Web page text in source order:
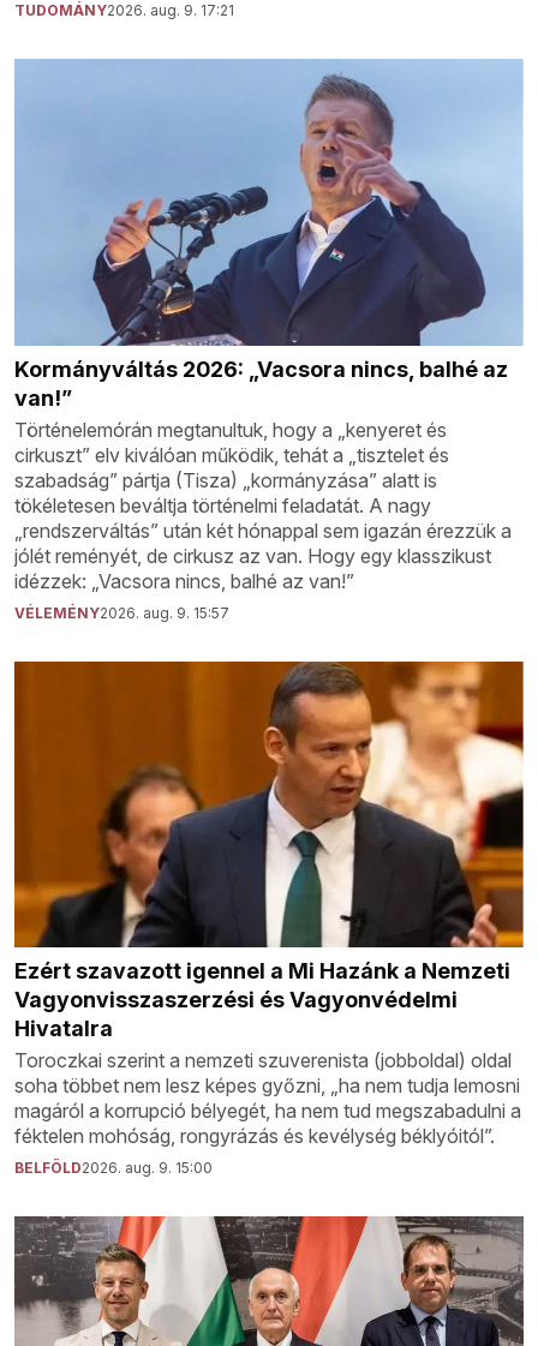
TUDOMÁNY2026. aug. 9. 17:21
Kormányváltás 2026: „Vacsora nincs, balhé az
van!”
Történelemórán megtanultuk, hogy a „kenyeret és
cirkuszt” elv kiválóan működik, tehát a „tisztelet és
szabadság” pártja (Tisza) „kormányzása” alatt is
tökéletesen beváltja történelmi feladatát. A nagy
„rendszerváltás” után két hónappal sem igazán érezzük a
jólét reményét, de cirkusz az van. Hogy egy klasszikust
idézzek: „Vacsora nincs, balhé az van!”
VÉLEMÉNY2026. aug. 9. 15:57
Ezért szavazott igennel a Mi Hazánk a Nemzeti
Vagyonvisszaszerzési és Vagyonvédelmi
Hivatalra
Toroczkai szerint a nemzeti szuverenista (jobboldal) oldal
soha többet nem lesz képes győzni, „ha nem tudja lemosni
magáról a korrupció bélyegét, ha nem tud megszabadulni a
féktelen mohóság, rongyrázás és kevélység béklyóitól”.
BELFÖLD2026. aug. 9. 15:00